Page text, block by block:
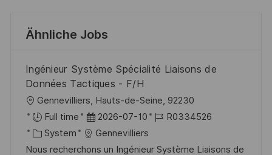
Ähnliche Jobs
Ingénieur Système Spécialité Liaisons de
Données Tactiques - F/H
O
r
t
Gennevilliers, Hauts-de-Seine, 92230
Full time
D
a
t
2026-07-10
J
b
R0334526
K
a
System
Gennevilliers
Nous recherchons un Ingénieur Système Liaisons de